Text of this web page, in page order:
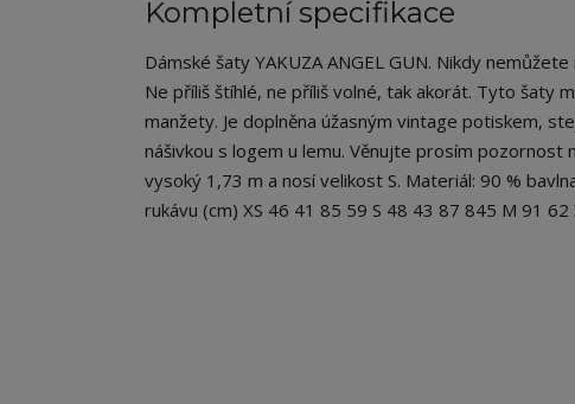
Kompletní specifikace
Dámské šaty YAKUZA ANGEL GUN. Nikdy
Ne příliš štíhlé, ne příliš volné, tak akorát. Tyto šaty
manžety. Je doplněna úžasným vintage potiskem,
nášivkou s logem u lemu. Věnujte prosím pozornost
vysoký 1,73 m a nosí velikost S. Materiál: 90 %
rukávu (cm) XS 46 41 85 59 S 48 43 87 845 M 91